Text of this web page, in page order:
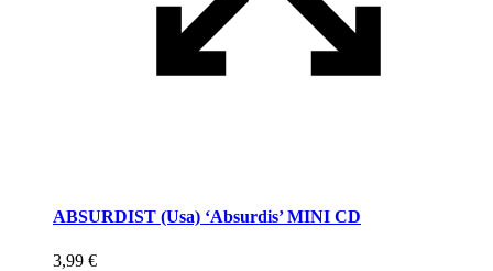
ABSURDIST (Usa) ‘Absurdis’ MINI CD
3,99 €